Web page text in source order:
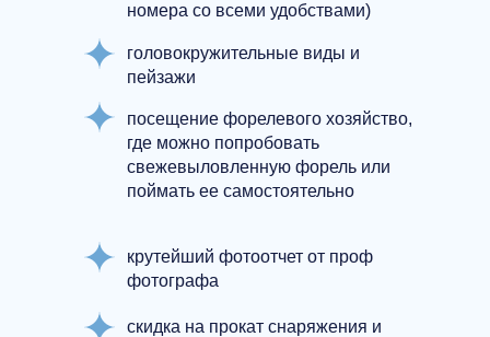
номера со всеми удобствами)
головокружительные виды и
пейзажи
посещение форелевого хозяйство,
где можно попробовать
свежевыловленную форель или
поймать ее самостоятельно
скидка на прокат снаряжения и
крутейший фотоотчет от проф
фотографа